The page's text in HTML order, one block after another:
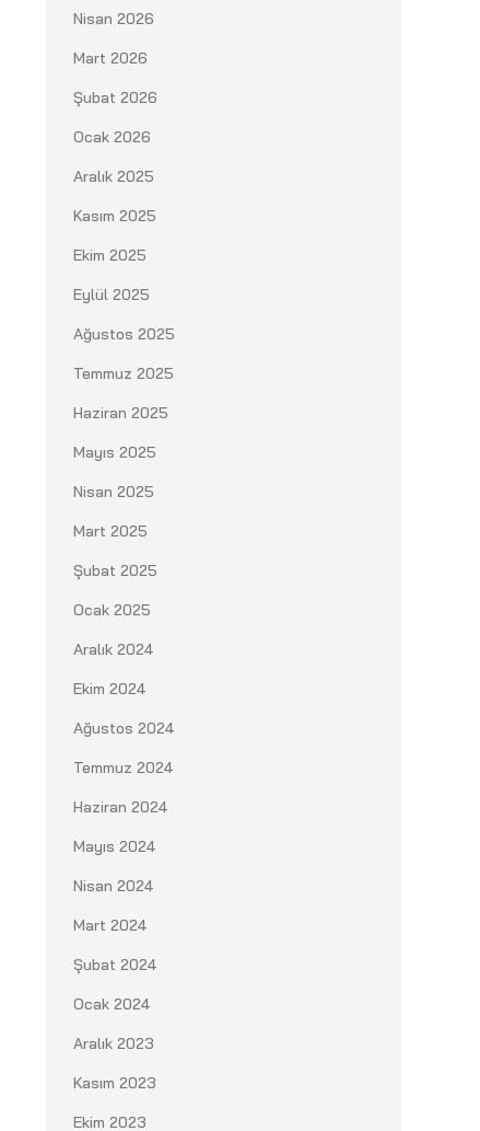
Nisan 2026
Mart 2026
Şubat 2026
Ocak 2026
Aralık 2025
Kasım 2025
Ekim 2025
Eylül 2025
Ağustos 2025
Temmuz 2025
Haziran 2025
Mayıs 2025
Nisan 2025
Mart 2025
Şubat 2025
Ocak 2025
Aralık 2024
Ekim 2024
Ağustos 2024
Temmuz 2024
Haziran 2024
Mayıs 2024
Nisan 2024
Mart 2024
Şubat 2024
Ocak 2024
Aralık 2023
Kasım 2023
Ekim 2023